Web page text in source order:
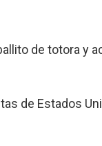
de totora y
de Estados